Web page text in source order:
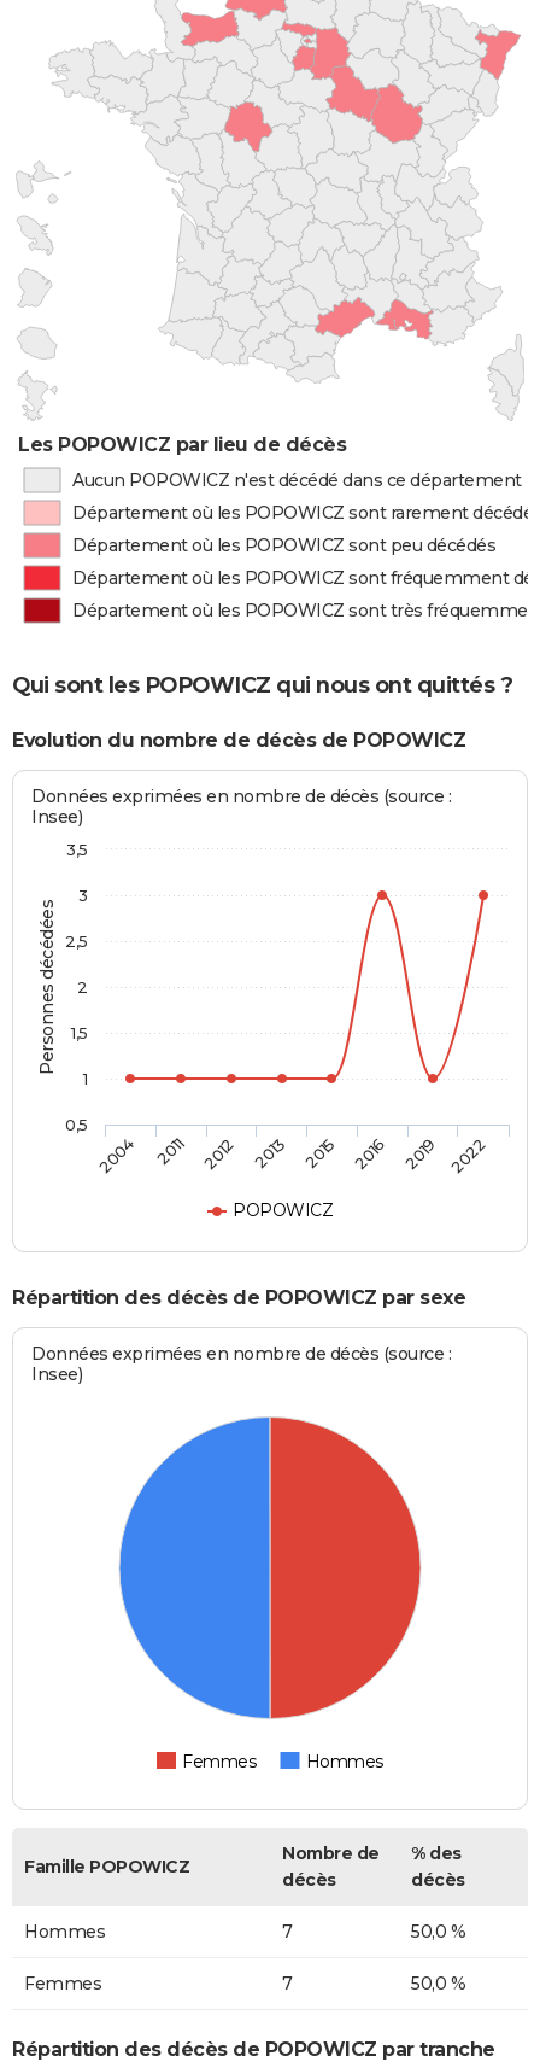
Les POPOWICZ par lieu de décès
Aucun POPOWICZ n'est décédé dans ce département
Département où les POPOWICZ sont rarement
Département où les POPOWICZ sont peu décédés
Département où les POPOWICZ sont fréquemment
Département où les POPOWICZ sont très
Qui sont les POPOWICZ qui nous ont quittés ?
Evolution du nombre de décès de POPOWICZ
Personnes décédées
Données exprimées en nombre de décès (source :
Insee)
POPOWICZ
2004 2011 2012 2013 2015 2016 2019 2022
0,5
1
1,5
2
2,5
3
3,5
Répartition des décès de POPOWICZ par sexe
Données exprimées en nombre de décès (source :
Insee)
Femmes Hommes
Famille POPOWICZ
Nombre de
décès
% des
décès
Hommes 7 50,0 %
Femmes 7 50,0 %
Répartition des décès de POPOWICZ par tranche